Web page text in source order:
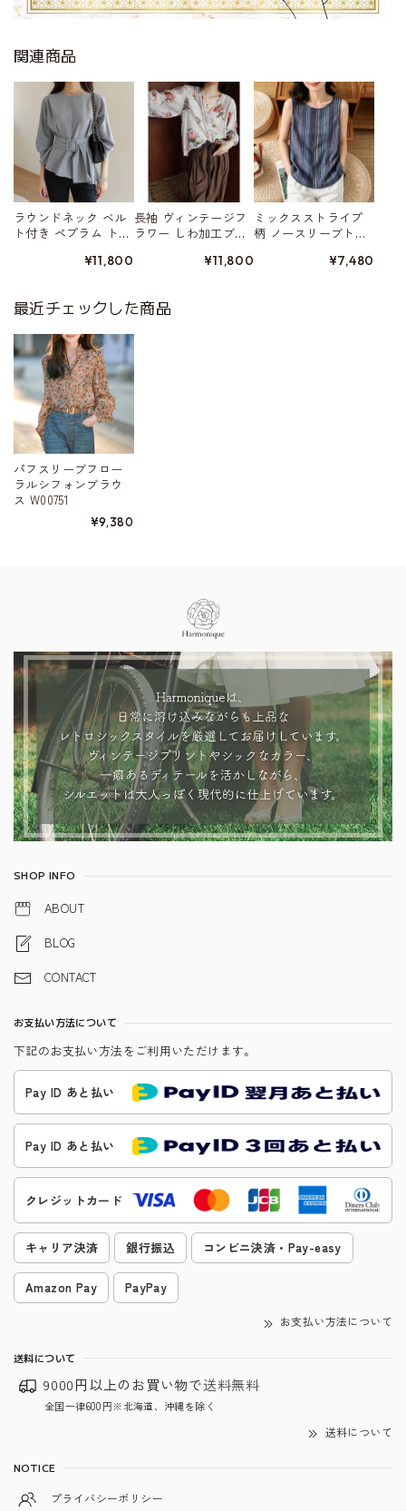
関連商品
ラウンドネック ベル
ト付き ペプラム トッ
¥11,800
長袖 ヴィンテージフ
ラワー しわ加工ブラ
¥11,800
ミックスストライプ
柄 ノースリーブトッ
¥7,480
最近チェックした商品
パフスリーブフロー
ラルシフォンブラウ
ス W00751
¥9,380
SHOP INFO
ABOUT
BLOG
CONTACT
お支払い方法について
下記のお支払い方法をご利用いただけます。
Pay ID あと払い
Pay ID あと払い
クレジットカード
キャリア決済 銀行振込 コンビニ決済・Pay-easy
Amazon Pay PayPay
お支払い方法について
送料について
9000円以上のお買い物で送料無料
全国一律600円※北海道、沖縄を除く
送料について
NOTICE
プライバシーポリシー